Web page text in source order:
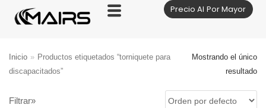
Saltar
al
Precio Al Por Mayor
Inicio » Productos etiquetados “torniquete para
discapacitados”
Mostrando el único
resultado
Filtrar»